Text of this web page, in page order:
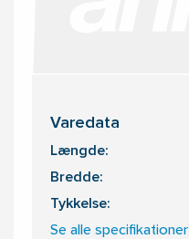
Varedata
Længde:
Bredde:
Tykkelse:
Se alle specifikationer